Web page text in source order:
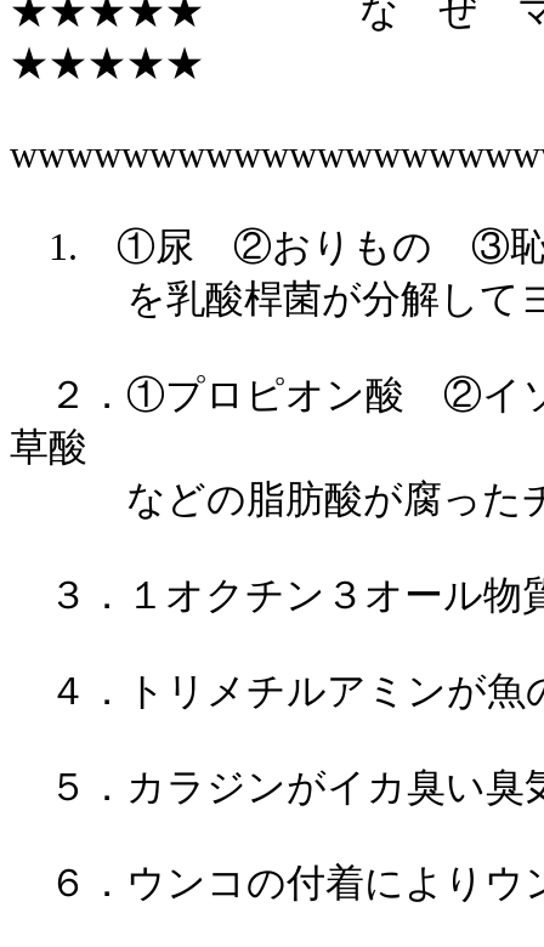
★★★★★ な ぜ
1. ①尿 ②おりもの ③恥
を乳酸桿菌が分解して
２．①プロピオン酸 ②イ
草酸
などの脂肪酸が腐った
３．１オクチン３オール
４．トリメチルアミ
５．カラジンがイカ臭
６．ウンコの付着により